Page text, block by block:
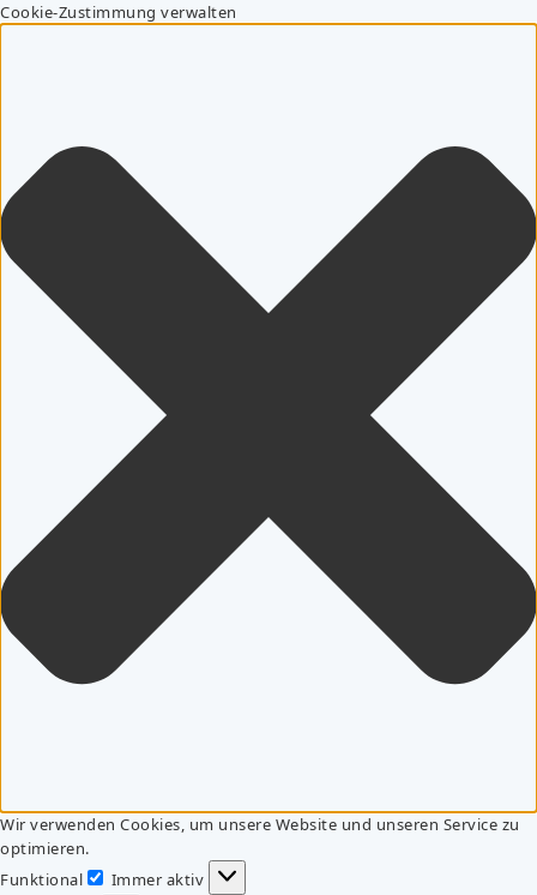
Cookie-Zustimmung verwalten
Wir verwenden Cookies, um unsere Website und unseren Service zu
optimieren.
Funktional
Funktional
Immer aktiv